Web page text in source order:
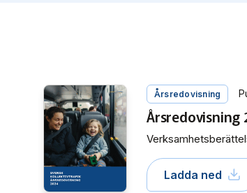
Årsredovisning
Årsredovisning
Ladda ned